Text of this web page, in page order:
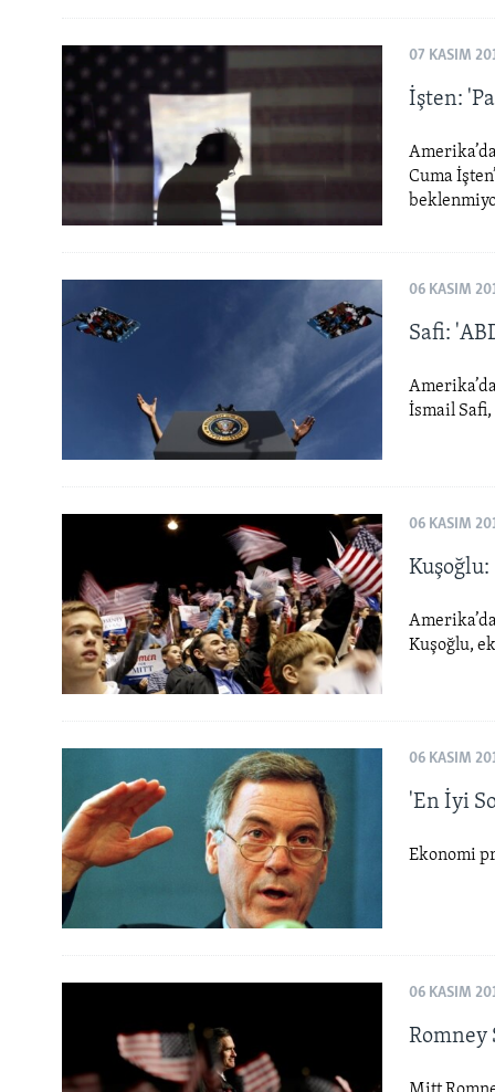
07 KASIM
İşten:
Cuma
06 KASIM
Safi:
İsmail
06 KASIM
Kuşoğlu:
Kuşoğlu,
06 KASIM
'En İyi
Ekonomi
06 KASIM
Romney